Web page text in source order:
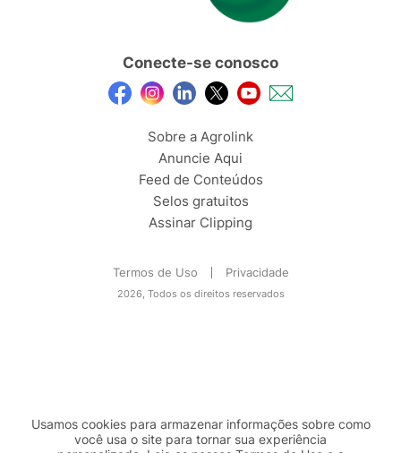
Conecte-se conosco
Sobre a Agrolink
Anuncie Aqui
Feed de Conteúdos
Selos gratuitos
Assinar Clipping
Termos de Uso Privacidade
2026, Todos os direitos reservados
Usamos cookies para armazenar informações sobre como
você usa o site para tornar sua experiência